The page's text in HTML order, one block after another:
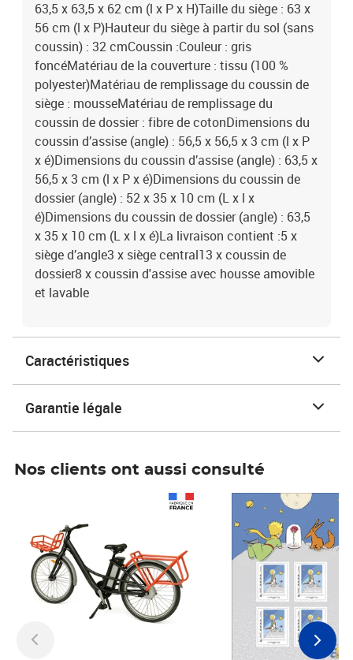
63,5 x 63,5 x 62 cm (l x P x H)Taille du siège : 63 x
56 cm (l x P)Hauteur du siège à partir du sol (sans
coussin) : 32 cmCoussin :Couleur : gris
foncéMatériau de la couverture : tissu (100 %
polyester)Matériau de remplissage du coussin de
siège : mousseMatériau de remplissage du
coussin de dossier : fibre de cotonDimensions du
coussin d’assise (angle) : 56,5 x 56,5 x 3 cm (l x P
x é)Dimensions du coussin d’assise (angle) : 63,5 x
56,5 x 3 cm (l x P x é)Dimensions du coussin de
dossier (angle) : 52 x 35 x 10 cm (L x l x
é)Dimensions du coussin de dossier (angle) : 63,5
x 35 x 10 cm (L x l x é)La livraison contient :5 x
siège d’angle3 x siège central13 x coussin de
dossier8 x coussin d'assise avec housse amovible
et lavable
Caractéristiques
Garantie légale
Nos clients ont aussi consulté
Prix 7,50€